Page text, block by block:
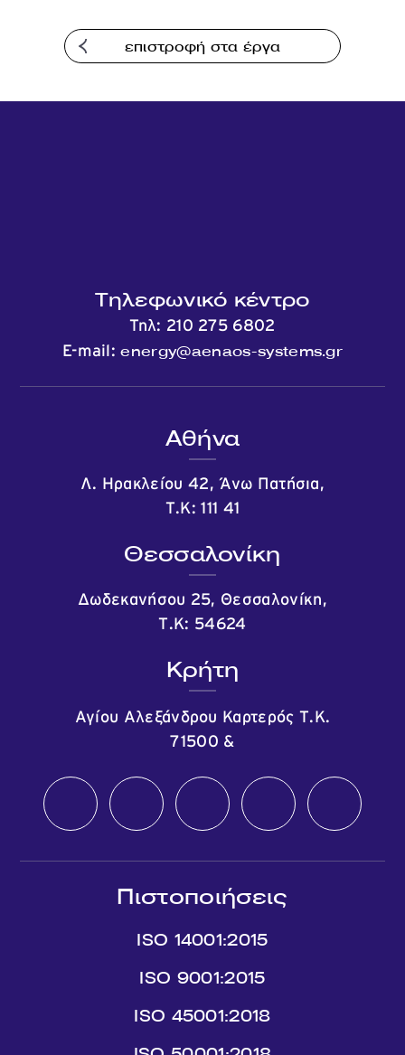
επιστροφή στα έργα
Τηλεφωνικό κέντρο
Τηλ: 210 275 6802
E-mail:energy@aenaos-systems.gr
Αθήνα
Λ. Ηρακλείου 42, Άνω Πατήσια,
Τ.Κ: 111 41
Θεσσαλονίκη
Δωδεκανήσου 25, Θεσσαλονίκη,
Τ.Κ: 54624
Κρήτη
Αγίου Αλεξάνδρου Καρτερός Τ.Κ.
71500 &
Πιστοποιήσεις
ISO 14001:2015
ISO 9001:2015
ISO 45001:2018